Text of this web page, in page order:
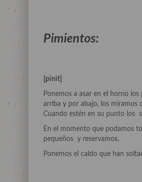
Pimientos:
[pinit]
Ponemos a asar en el horno
arriba y por abajo, los miramos
Cuando estén en su punto los
En el momento que podamos
pequeños y reservamos.
Ponemos el caldo que han